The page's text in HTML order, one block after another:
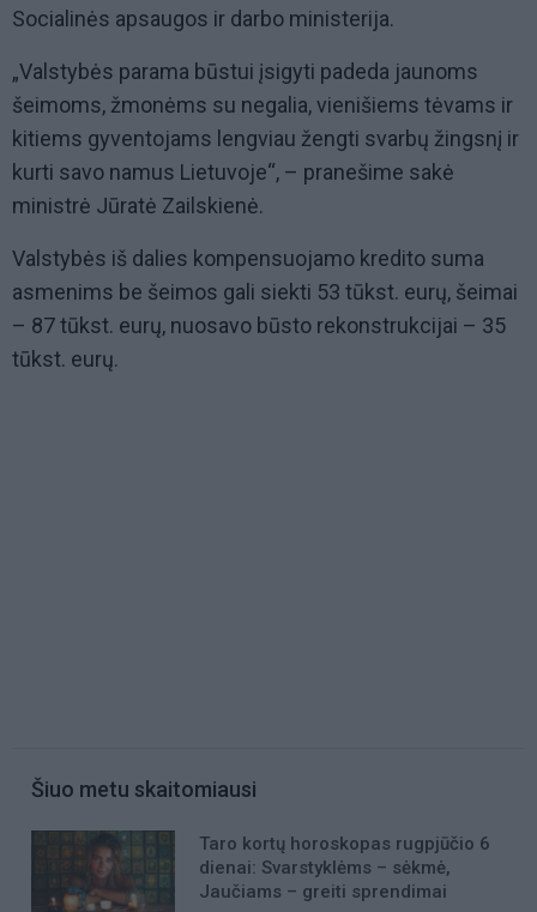
Socialinės apsaugos ir darbo ministerija.
„Valstybės parama būstui įsigyti padeda jaunoms
šeimoms, žmonėms su negalia, vienišiems tėvams ir
kitiems gyventojams lengviau žengti svarbų žingsnį ir
kurti savo namus Lietuvoje“, – pranešime sakė
ministrė Jūratė Zailskienė.
Valstybės iš dalies kompensuojamo kredito suma
asmenims be šeimos gali siekti 53 tūkst. eurų, šeimai
– 87 tūkst. eurų, nuosavo būsto rekonstrukcijai – 35
tūkst. eurų.
Šiuo metu skaitomiausi
Taro kortų horoskopas rugpjūčio 6
dienai: Svarstyklėms – sėkmė,
Jaučiams – greiti sprendimai